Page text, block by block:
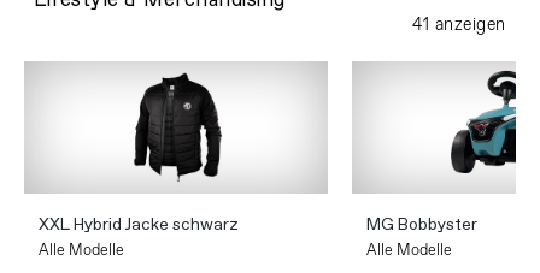
41 anzeigen
XXL Hybrid Jacke schwarz
Alle Modelle
MG Bobbyster
Alle Modelle